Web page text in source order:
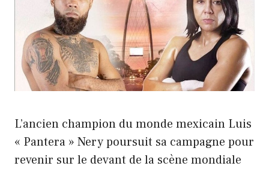
L’ancien champion du monde mexicain Luis
« Pantera » Nery poursuit sa campagne pour
revenir sur le devant de la scène mondiale